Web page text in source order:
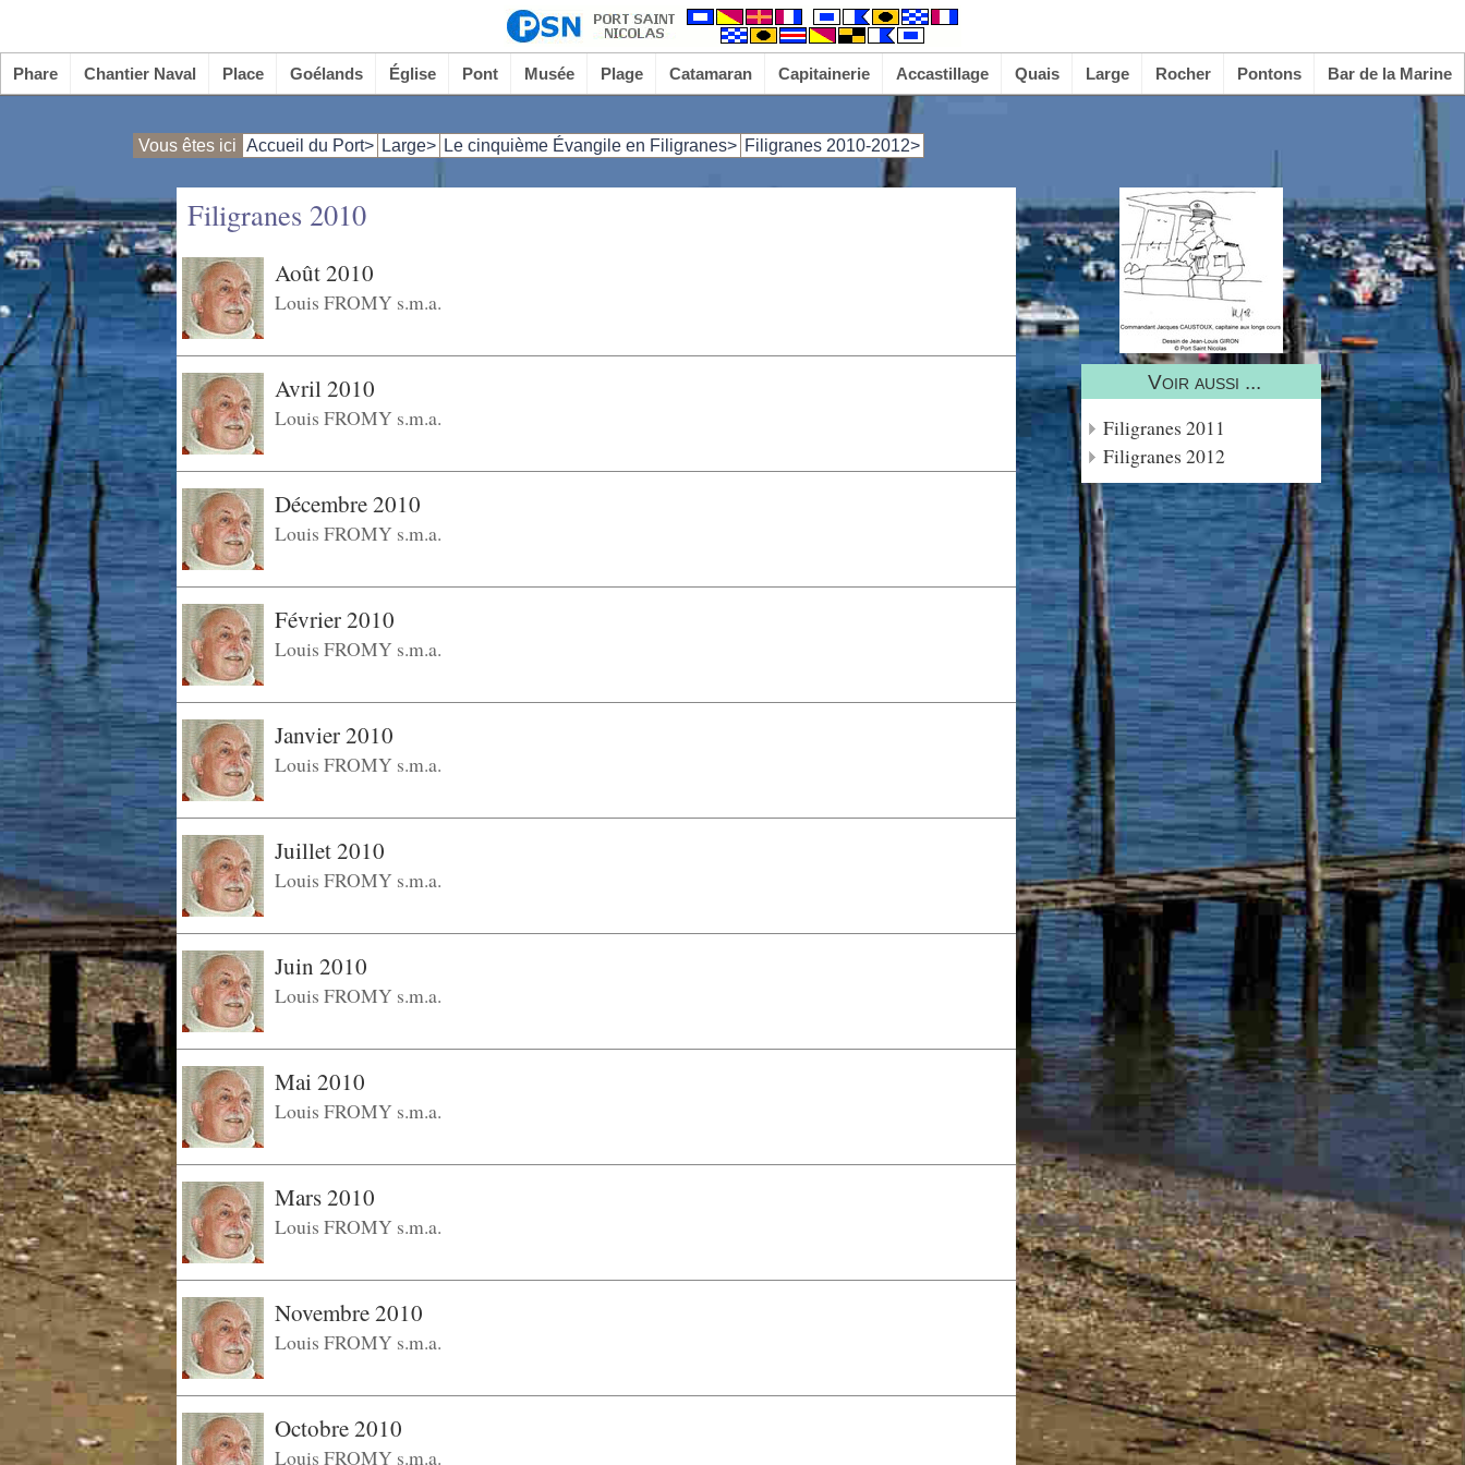
Phare Chantier Naval Place Goélands Église Pont Musée Plage Catamaran Capitainerie Accastillage Quais Large Rocher Pontons Bar de la Marine
Vous êtes ici Accueil du Port> Large> Le cinquième Évangile en Filigranes> Filigranes 2010-2012>
Filigranes 2010
Août 2010
Louis FROMY s.m.a.
Avril 2010
Louis FROMY s.m.a.
Décembre 2010
Louis FROMY s.m.a.
Février 2010
Louis FROMY s.m.a.
Janvier 2010
Louis FROMY s.m.a.
Juillet 2010
Louis FROMY s.m.a.
Juin 2010
Louis FROMY s.m.a.
Mai 2010
Louis FROMY s.m.a.
Mars 2010
Louis FROMY s.m.a.
Novembre 2010
Louis FROMY s.m.a.
Octobre 2010
Louis FROMY s.m.a.
Voir aussi ...
Filigranes 2011
Filigranes 2012